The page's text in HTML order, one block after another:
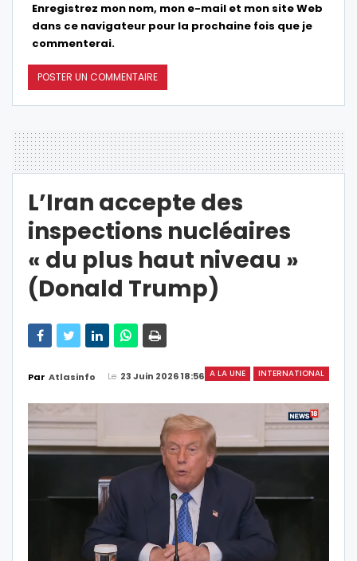
Enregistrez mon nom, mon e-mail et mon site Web
dans ce navigateur pour la prochaine fois que je
commenterai.
L’Iran accepte des
inspections nucléaires
« du plus haut niveau »
(Donald Trump)
A LA UNE INTERNATIONAL
Par Atlasinfo Le 23 Juin 2026 18:56